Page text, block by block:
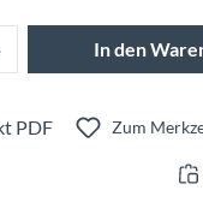
Gib den
In den
PDF Zum